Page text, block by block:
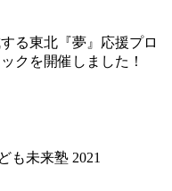
る東北『夢』応援プロ
クを開催しました！